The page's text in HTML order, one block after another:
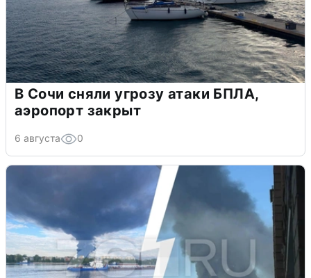
В Сочи сняли угрозу атаки БПЛА,
аэропорт закрыт
6 августа 0